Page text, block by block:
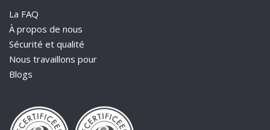
La FAQ
À propos de nous
Sécurité et qualité
Nous travaillons pour
Blogs